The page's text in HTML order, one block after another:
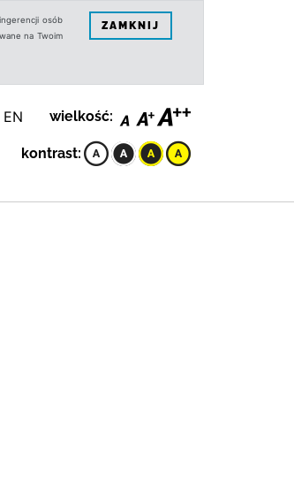
osób
na Twoim
ZAMKNIJ
EN wielkość:
kontrast: